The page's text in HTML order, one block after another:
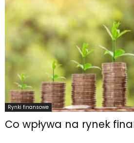
Rynki finansowe
Co wpływa na rynek